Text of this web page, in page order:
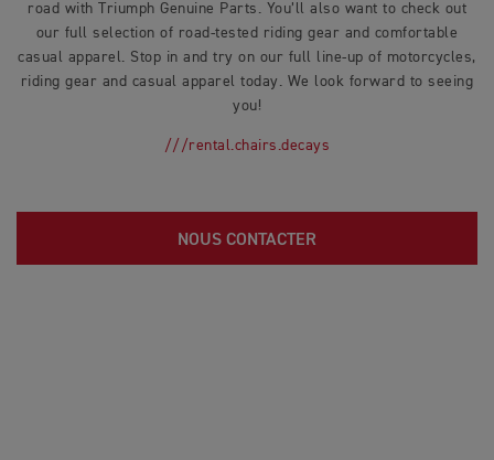
road with Triumph Genuine Parts. You’ll also want to check out
our full selection of road-tested riding gear and comfortable
casual apparel. Stop in and try on our full line-up of motorcycles,
riding gear and casual apparel today. We look forward to seeing
you!
///rental.chairs.decays
NOUS CONTACTER